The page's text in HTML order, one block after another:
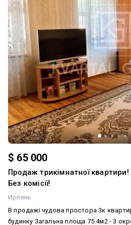
$ 65 000
Продаж трикімнатної
Без комісії!
Ирпень
В продажі чудова простора 3к
будинку Загальна площа 75.4м2 - 3 окремі спальні